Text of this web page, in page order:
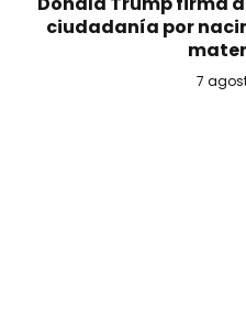
ciudadanía por
7